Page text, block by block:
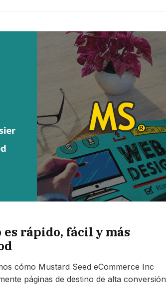
rápido, fácil y más
cómo Mustard Seed eCommerce Inc
páginas de destino de alta conversión